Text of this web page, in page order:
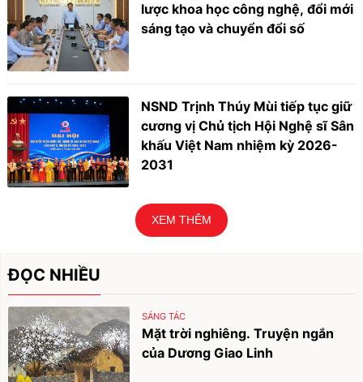
lược khoa học công nghệ, đổi mới
sáng tạo và chuyển đổi số
NSND Trịnh Thúy Mùi tiếp tục giữ
cương vị Chủ tịch Hội Nghệ sĩ Sân
khấu Việt Nam nhiệm kỳ 2026-
2031
XEM THÊM
ĐỌC NHIỀU
SÁNG TÁC
Mặt trời nghiêng. Truyện ngắn
của Dương Giao Linh